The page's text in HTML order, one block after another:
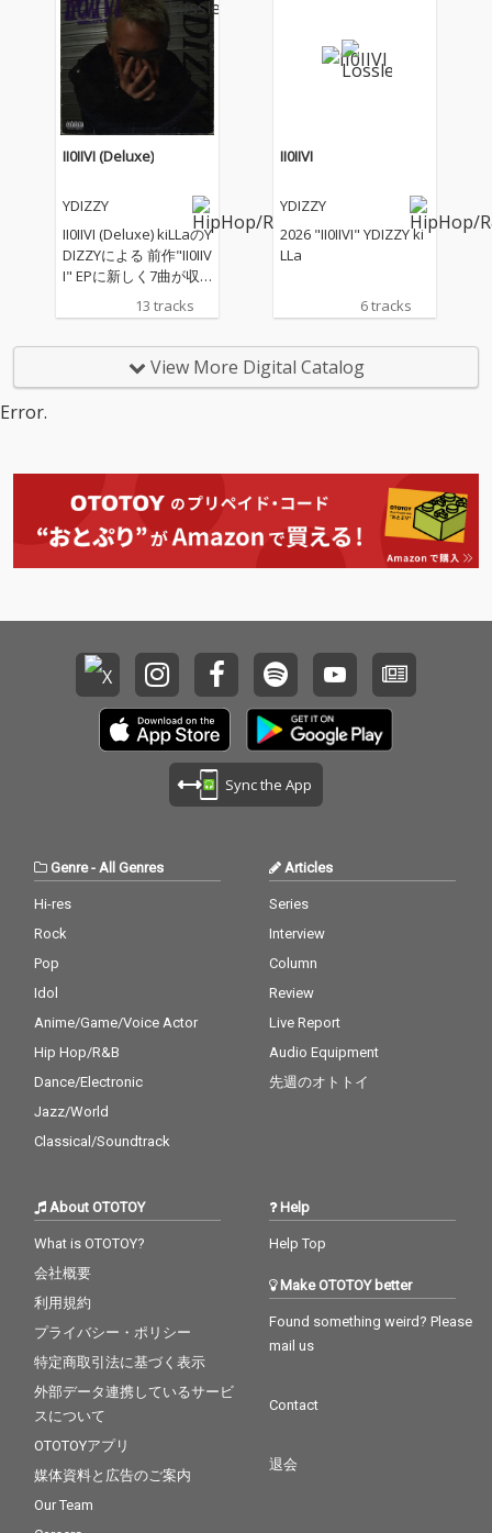
II0IIVI (Deluxe)
YDIZZY
II0IIVI (Deluxe) kiLLaのY
DIZZYによる 前作"II0IIV
I" EPに新しく7曲が収
録された 2026年の始ま
りを告げるALBUM kiLL
13 tracks
II0IIVI
YDIZZY
2026 "II0IIVI" YDIZZY ki
LLa
6 tracks
View More Digital Catalog
Error.
Sync the App
Genre-All Genres
Hi-res
Rock
Pop
Idol
Anime/Game/Voice Actor
Hip Hop/R&B
Dance/Electronic
Jazz/World
Classical/Soundtrack
Articles
Series
Interview
Column
Review
Live Report
Audio Equipment
先週のオトトイ
About OTOTOY
What is OTOTOY?
会社概要
利用規約
プライバシー・ポリシー
特定商取引法に基づく表示
外部データ連携しているサービ
スについて
OTOTOYアプリ
媒体資料と広告のご案内
Our Team
Help
Help Top
Make OTOTOY better
Found something weird? Please
mail us
Contact
退会